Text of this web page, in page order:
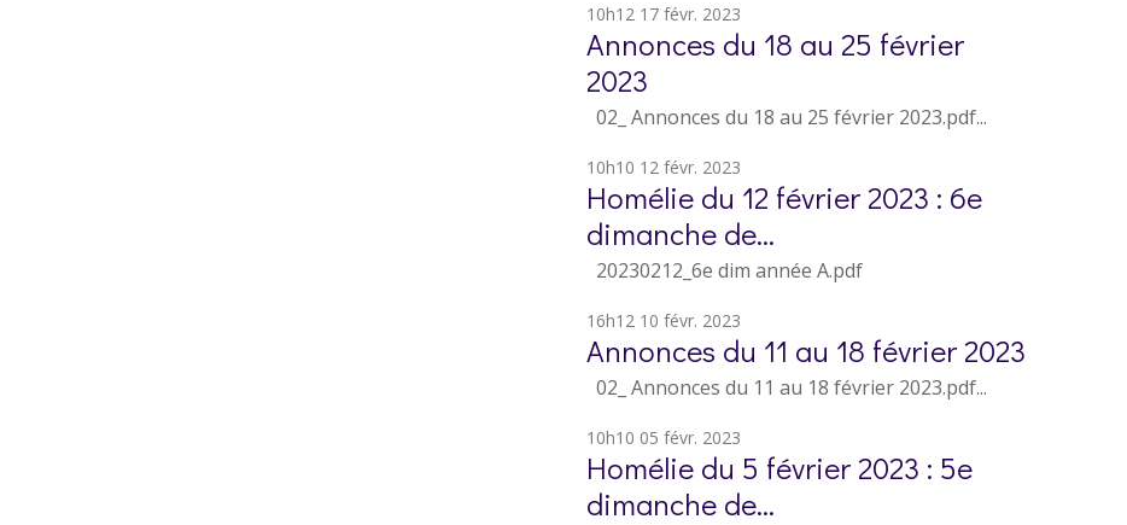
10h12 17 févr. 2023
Annonces du 18 au 25 février
2023
02_ Annonces du 18 au 25 février 2023.pdf...
10h10 12 févr. 2023
Homélie du 12 février 2023 : 6e
dimanche de...
20230212_6e dim année A.pdf
16h12 10 févr. 2023
Annonces du 11 au 18 février 2023
02_ Annonces du 11 au 18 février 2023.pdf...
10h10 05 févr. 2023
Homélie du 5 février 2023 : 5e
dimanche de...